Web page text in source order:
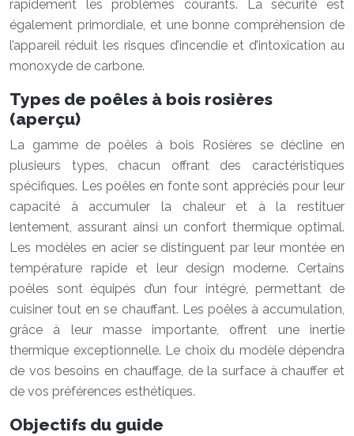
rapidement les problèmes courants. La sécurité est
également primordiale, et une bonne compréhension de
l’appareil réduit les risques d’incendie et d’intoxication au
monoxyde de carbone.
Types de poêles à bois rosières
(aperçu)
La gamme de poêles à bois Rosières se décline en
plusieurs types, chacun offrant des caractéristiques
spécifiques. Les poêles en fonte sont appréciés pour leur
capacité à accumuler la chaleur et à la restituer
lentement, assurant ainsi un confort thermique optimal.
Les modèles en acier se distinguent par leur montée en
température rapide et leur design moderne. Certains
poêles sont équipés d’un four intégré, permettant de
cuisiner tout en se chauffant. Les poêles à accumulation,
grâce à leur masse importante, offrent une inertie
thermique exceptionnelle. Le choix du modèle dépendra
de vos besoins en chauffage, de la surface à chauffer et
de vos préférences esthétiques.
Objectifs du guide